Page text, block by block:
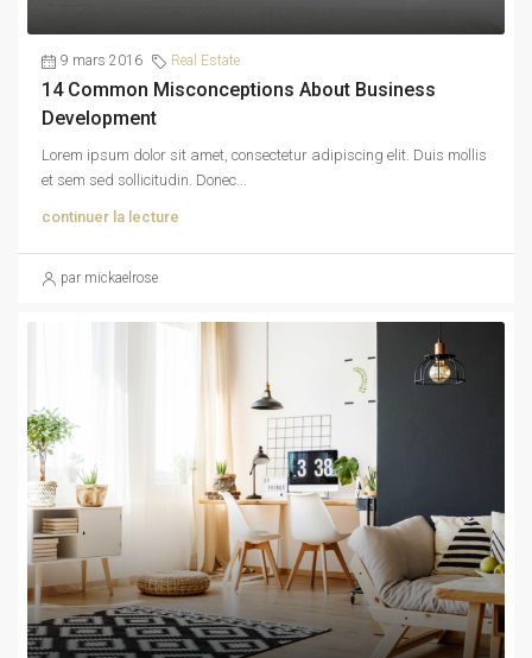
9 mars 2016 Real Estate
14 Common Misconceptions About Business
Development
Lorem ipsum dolor sit amet, consectetur adipiscing elit. Duis mollis
et sem sed sollicitudin. Donec...
continuer la lecture
par mickaelrose